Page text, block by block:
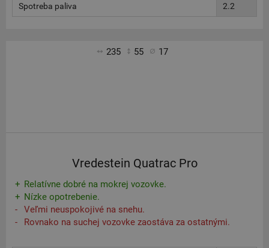
Spotreba paliva 2.2
235 55 17
Vredestein Quatrac Pro
Relatívne dobré na mokrej vozovke.
Nízke opotrebenie.
Veľmi neuspokojivé na snehu.
Rovnako na suchej vozovke zaostáva za ostatnými.